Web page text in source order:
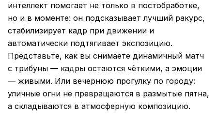
интеллект помогает не только в постобработке,
но и в моменте: он подсказывает лучший ракурс,
стабилизирует кадр при движении и
автоматически подтягивает экспозицию.
Представьте, как вы снимаете динамичный матч
с трибуны — кадры остаются чёткими, а эмоции
— живыми. Или вечернюю прогулку по городу:
уличные огни не превращаются в размытые пятна,
а складываются в атмосферную композицию.